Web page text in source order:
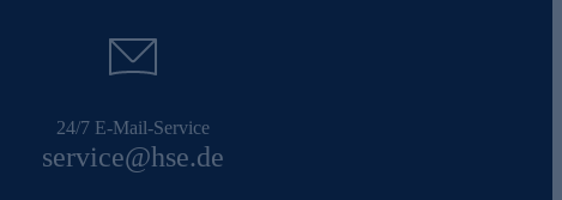
24/7 E-Mail-Service
service@hse.de